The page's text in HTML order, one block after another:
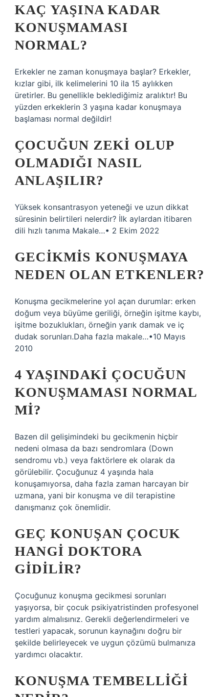
KAÇ YAŞINA KADAR
KONUŞMAMASI
NORMAL?
Erkekler ne zaman konuşmaya başlar? Erkekler,
kızlar gibi, ilk kelimelerini 10 ila 15 aylıkken
üretirler. Bu genellikle beklediğimiz aralıktır! Bu
yüzden erkeklerin 3 yaşına kadar konuşmaya
başlaması normal değildir!
ÇOCUĞUN ZEKI OLUP
OLMADIĞI NASIL
ANLAŞILIR?
Yüksek konsantrasyon yeteneği ve uzun dikkat
süresinin belirtileri nelerdir? İlk aylardan itibaren
dili hızlı tanıma Makale…• 2 Ekim 2022
GECIKMIS KONUŞMAYA
NEDEN OLAN ETKENLER?
Konuşma gecikmelerine yol açan durumlar: erken
doğum veya büyüme geriliği, örneğin işitme kaybı,
işitme bozuklukları, örneğin yarık damak ve iç
dudak sorunları.Daha fazla makale…•10 Mayıs
2010
4 YAŞINDAKI ÇOCUĞUN
KONUŞMAMASI NORMAL
MI?
Bazen dil gelişimindeki bu gecikmenin hiçbir
nedeni olmasa da bazı sendromlara (Down
sendromu vb.) veya faktörlere ek olarak da
görülebilir. Çocuğunuz 4 yaşında hala
konuşamıyorsa, daha fazla zaman harcayan bir
uzmana, yani bir konuşma ve dil terapistine
danışmanız çok önemlidir.
GEÇ KONUŞAN ÇOCUK
HANGI DOKTORA
GIDILIR?
Çocuğunuz konuşma gecikmesi sorunları
yaşıyorsa, bir çocuk psikiyatristinden profesyonel
yardım almalısınız. Gerekli değerlendirmeleri ve
testleri yapacak, sorunun kaynağını doğru bir
şekilde belirleyecek ve uygun çözümü bulmanıza
yardımcı olacaktır.
KONUŞMA TEMBELLIĞI